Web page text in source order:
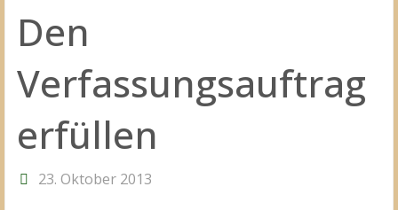
Den
Verfassungsauftrag
erfüllen
23. Oktober 2013